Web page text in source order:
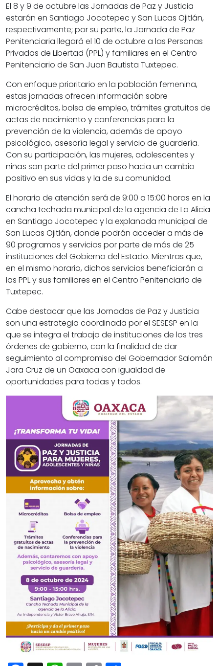
El 8 y 9 de octubre las Jornadas de Paz y Justicia
estarán en Santiago Jocotepec y San Lucas Ojitlán,
respectivamente; por su parte, la Jornada de Paz
Penitenciaria llegará el 10 de octubre a las Personas
Privadas de Libertad (PPL) y familiares en el Centro
Penitenciario de San Juan Bautista Tuxtepec.
Con enfoque prioritario en la población femenina,
estas jornadas ofrecen información sobre
microcréditos, bolsa de empleo, trámites gratuitos de
actas de nacimiento y conferencias para la
prevención de la violencia, además de apoyo
psicológico, asesoría legal y servicio de guardería.
Con su participación, las mujeres, adolescentes y
niñas son parte del primer paso hacia un cambio
positivo en sus vidas y la de su comunidad.
El horario de atención será de 9:00 a 15:00 horas en la
cancha techada municipal de la agencia de La Alicia
en Santiago Jocotepec y la explanada municipal de
San Lucas Ojitlán, donde podrán acceder a más de
90 programas y servicios por parte de más de 25
instituciones del Gobierno del Estado. Mientras que,
en el mismo horario, dichos servicios beneficiarán a
las PPL y sus familiares en el Centro Penitenciario de
Tuxtepec.
Cabe destacar que las Jornadas de Paz y Justicia
son una estrategia coordinada por el SESESP en la
que se integra el trabajo de instituciones de los tres
órdenes de gobierno, con la finalidad de dar
seguimiento al compromiso del Gobernador Salomón
Jara Cruz de un Oaxaca con igualdad de
oportunidades para todas y todos.